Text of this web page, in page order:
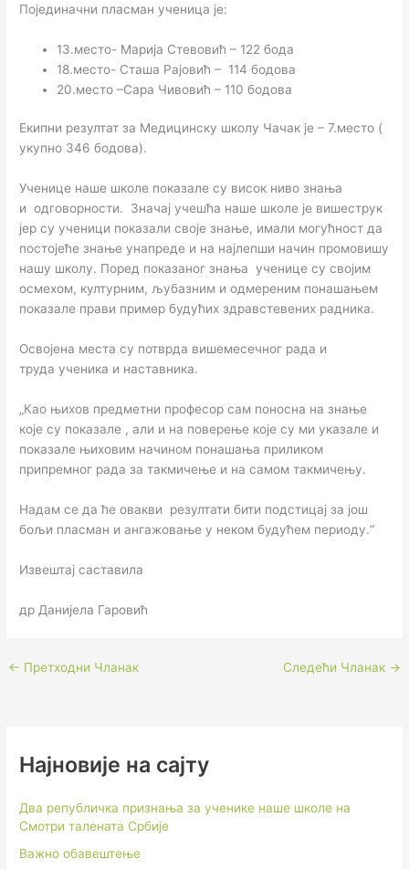
Појединачни пласман ученица је:
13.место- Марија Стевовић – 122 бода
18.место- Сташа Рајовић – 114 бодова
20.место –Сара Чивовић – 110 бодова
Екипни резултат за Медицинску школу Чачак је – 7.место (
укупно 346 бодова).
Ученице наше школе показале су висок ниво знања
и одговорности. Значај учешћа наше школе је вишеструк
јер су ученици показали своје знање, имали могућност да
постојеће знање унапреде и на најлепши начин промовишу
нашу школу. Поред показаног знања ученице су својим
осмехом, културним, љубазним и одмереним понашањем
показале прави пример будућих здравстевених радника.
Освојена места су потврда вишемесечног рада и
труда ученика и наставника.
„Као њихов предметни професор сам поносна на знање
које су показале , али и на поверење које су ми указале и
показале њиховим начином понашања приликом
припремног рада за такмичење и на самом такмичењу.
Надам се да ће овакви резултати бити подстицај за још
бољи пласман и ангажовање у неком будућем периоду.“
Извештај саставила
др Данијела Гаровић
← Претходни Чланак Следећи Чланак →
Најновије на сајту
Два републичка признања за ученике наше школе на
Смотри талената Србије
Важно обавештење